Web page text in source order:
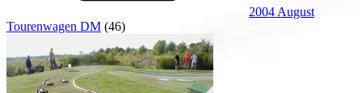
2004 August
Tourenwagen DM (46)